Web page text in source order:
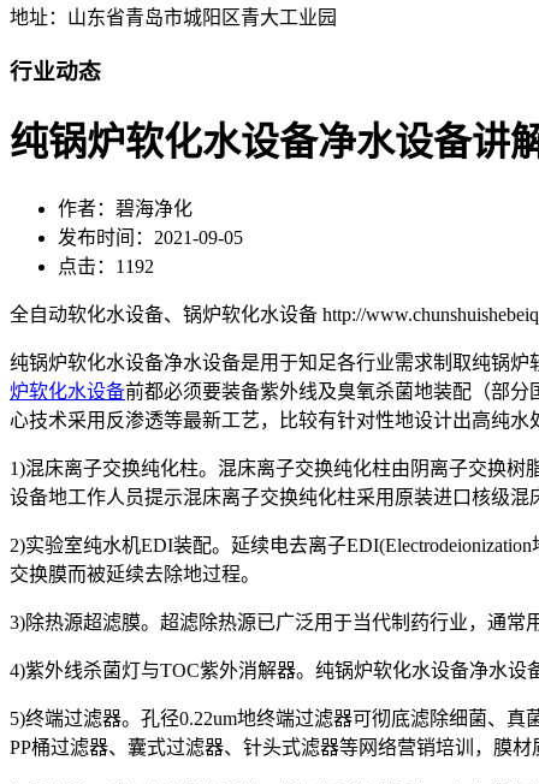
地址：山东省青岛市城阳区青大工业园
行业动态
纯锅炉软化水设备净水设备讲
作者：碧海净化
发布时间：2021-09-05
点击：1192
全自动软化水设备、锅炉软化水设备 http://
纯锅炉软化水设备净水设备是用于知足各行业需求制取纯锅
炉软化水设备前都必须要装备紫外线及臭氧杀菌地装配（部
心技术采用反渗透等最新工艺，比较有针对性地设计出高纯
1)混床离子交换纯化柱。混床离子交换纯化柱由阴离子交换
设备地工作人员提示混床离子交换纯化柱采用原装进口核级
2)实验室纯水机EDI装配。延续电去离子
交换膜而被延续去除地过程。
3)除热源超滤膜。超滤除热源已广泛用于当代制药行业，通常
4)紫外线杀菌灯与TOC紫外消解器。纯锅炉软化水设备净水
5)终端过滤器。孔径0.22um地终端过滤器可彻底滤除细菌、真
PP桶过滤器、囊式过滤器、针头式滤器等网络营销培训，膜